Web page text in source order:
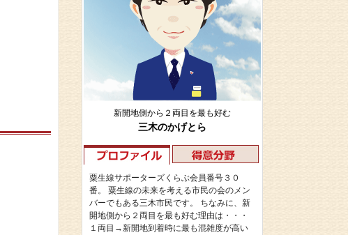
新開地側から２両目を最も好む
三木のかげとら
粟生線サポーターズくらぶ会員番号３０
番。 粟生線の未来を考える市民の会のメン
バーでもある三木市民です。 ちなみに、新
開地側から２両目を最も好む理由は・・・
１両目→新開地到着時に最も混雑度が高い